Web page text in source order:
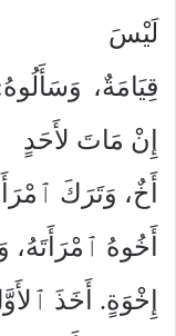
لَيْسَ
قِيَامَةٌ،
إِنْ مَاتَ لأَحَدٍ
أَخٌ، وَتَرَكَ
أَخُوهُ ٱمْرَأَتَهُ،
إِخْوَةٍ. أَخَذَ